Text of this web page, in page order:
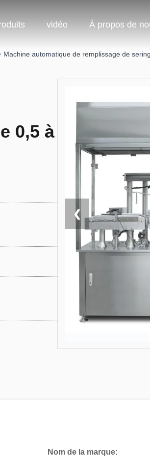
vidéo À propos de
Machine automatique de remplissage de
❮
0,5 à
Nom de la marque: